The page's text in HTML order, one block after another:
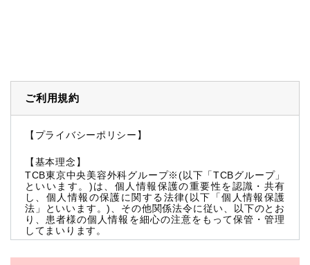
ご利用規約
【プライバシーポリシー】
【基本理念】
TCB東京中央美容外科グループ※(以下「TCBグループ」
といいます。)は、個人情報保護の重要性を認識・共有
し、個人情報の保護に関する法律(以下「個人情報保護
法」といいます。)、その他関係法令に従い、以下のとお
り、患者様の個人情報を細心の注意をもって保管・管理
してまいります。
※TCBグループとは以下を総称していいます。